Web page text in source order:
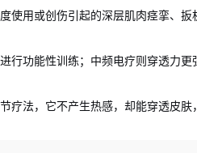
用或创伤引起的深层肌肉痉挛、扳
行功能性训练；中频电疗则穿透力更
疗法，它不产生热感，却能穿透皮肤